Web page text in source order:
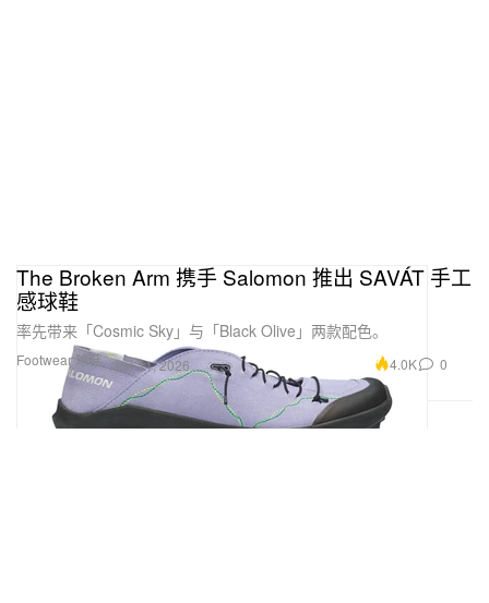
Footwear 球鞋
The Broken Arm 携手 Salomon 推出 SAVÁT 手工
感球鞋
率先带来「Cosmic Sky」与「Black Olive」两款配色。
Jun 11, 2026 4.0K 0